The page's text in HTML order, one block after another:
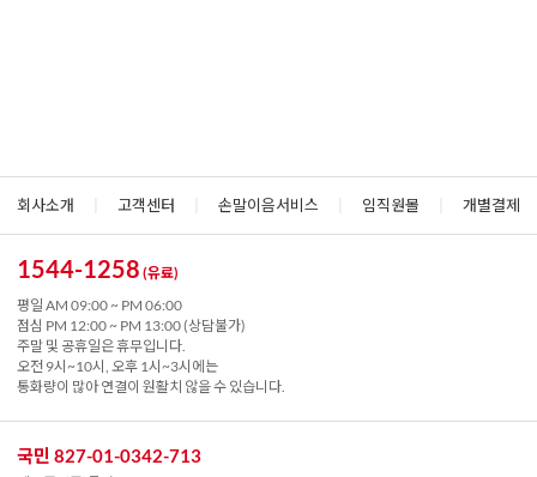
회사소개 고객센터 손말이음서비스 임직원몰 개별결제
1544-1258 (유료)
평일 AM 09:00 ~ PM 06:00
점심 PM 12:00 ~ PM 13:00 (상담불가)
주말 및 공휴일은 휴무입니다.
오전 9시~10시, 오후 1시~3시에는
통화량이 많아 연결이 원활치 않을 수 있습니다.
국민 827-01-0342-713